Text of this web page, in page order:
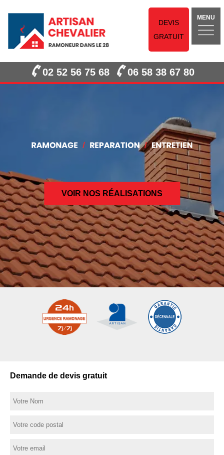
DEVIS
GRATUIT
MENU
02 52 56 75 68 06 58 38 67 80
VOIR NOS RÉALISATIONS
Demande de devis gratuit